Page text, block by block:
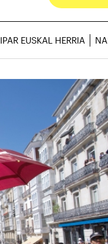
IPAR EUSKAL HERRIA